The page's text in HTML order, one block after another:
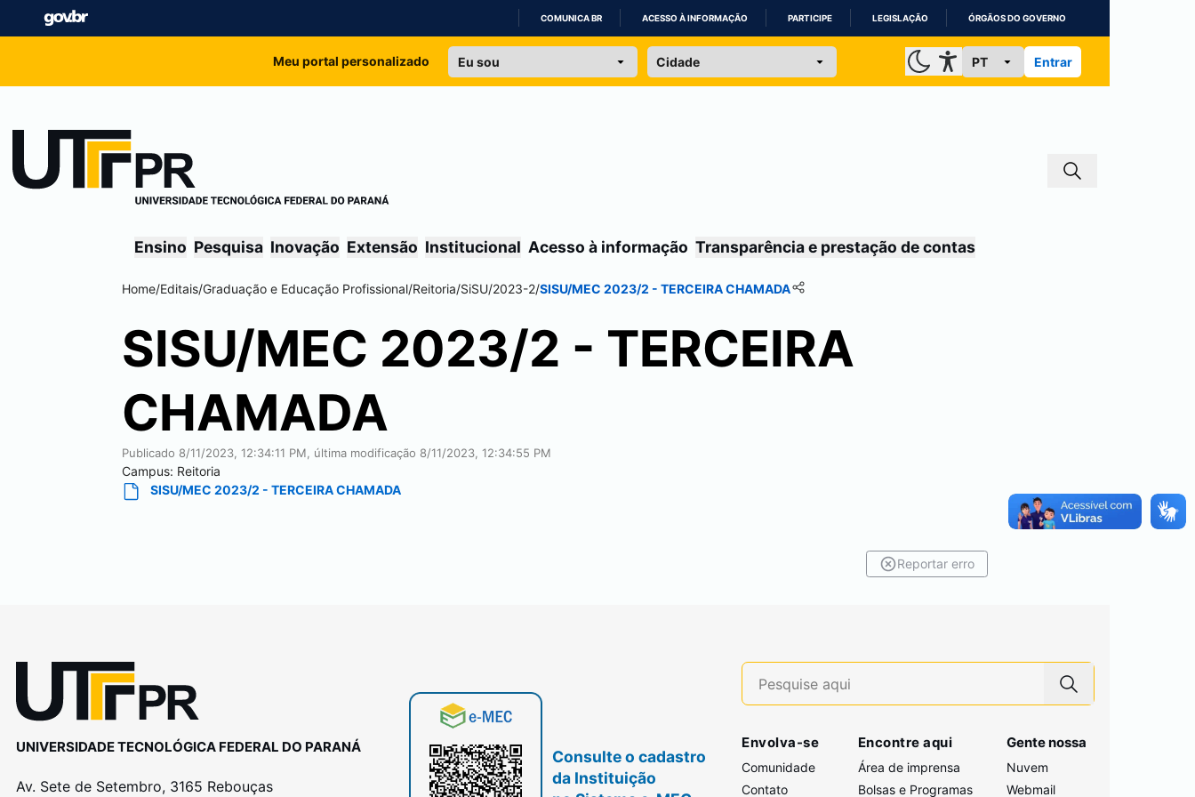
IR
COMUNICA BR ACESSO À INFORMAÇÃO PARTICIPE LEGISLAÇÃO ÓRGÃOS DO GOVERNO
Meu portal personalizado Entrar
Ensino Pesquisa Inovação Extensão Institucional Acesso à informação Transparência e prestação de contas
Home/Editais/Graduação e Educação Profissional/Reitoria/SiSU/2023-2/SISU/MEC 2023/2 - TERCEIRA CHAMADA
SISU/MEC 2023/2 - TERCEIRA
CHAMADA
Publicado 8/11/2023, 12:34:11 PM , última modificação 8/11/2023, 12:34:55 PM
Campus: Reitoria
SISU/MEC 2023/2 - TERCEIRA CHAMADA
Reportar erro
UNIVERSIDADE TECNOLÓGICA FEDERAL DO PARANÁ
Av. Sete de Setembro, 3165 Rebouças
Consulte o cadastro
da Instituição
Envolva-se
Comunidade
Contato
Encontre aqui
Área de imprensa
Bolsas e Programas
Gente nossa
Nuvem
Webmail